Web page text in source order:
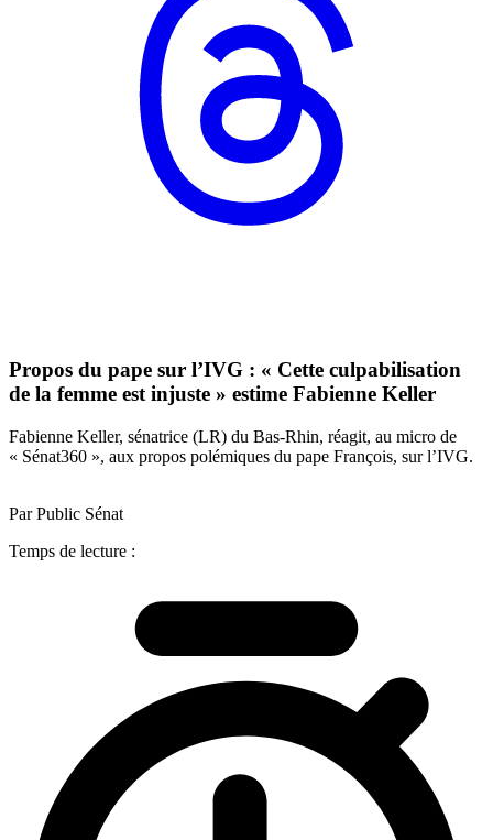
Propos du pape sur l’IVG : « Cette culpabilisation
de la femme est injuste » estime Fabienne Keller
Fabienne Keller, sénatrice (LR) du Bas-Rhin, réagit, au micro de
« Sénat360 », aux propos polémiques du pape François, sur l’IVG.
Par Public Sénat
Temps de lecture :